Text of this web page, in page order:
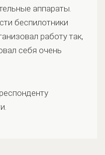
аппараты.
беспилотники
работу так,
себя очень